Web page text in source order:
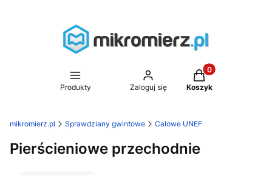
Produkty Zaloguj się
Produkty w
Koszyk
mikromierz.pl Sprawdziany gwintowe Calowe UNEF
Pierścieniowe przechodnie